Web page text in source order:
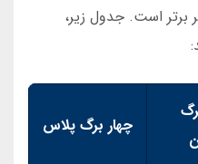
برتر است. جدول زیر،
چهار برگ پلاس